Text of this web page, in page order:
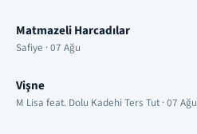
Matmazeli Harcadılar
Safiye · 07 Ağu
Vişne
M Lisa feat. Dolu Kadehi Ters Tut · 07 Ağu